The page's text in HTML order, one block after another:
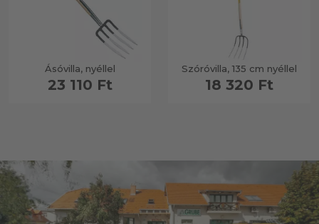
Ásóvilla, nyéllel
23 110 Ft
Szóróvilla, 135 cm nyéllel
18 320 Ft